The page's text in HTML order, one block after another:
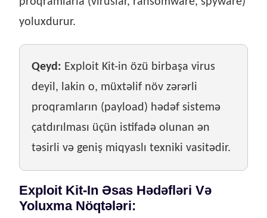
yoluxdurur.
Qeyd: Exploit Kit-in özü birbaşa virus
deyil, lakin o, müxtəlif növ zərərli
proqramların (payload) hədəf sistemə
çatdırılması üçün istifadə olunan ən
təsirli və geniş miqyaslı texniki vasitədir.
Exploit Kit-In Əsas Hədəfləri Və
Yoluxma Nöqtələri: